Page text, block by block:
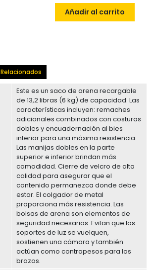
Añadir al carrito
Relacionados
Este es un saco de arena recargable
de 13,2 libras (6 kg) de capacidad. Las
características incluyen: remaches
adicionales combinados con costuras
dobles y encuadernación al bies
interior para una máxima resistencia.
Las manijas dobles en la parte
superior e inferior brindan más
comodidad. Cierre de velcro de alta
calidad para asegurar que el
contenido permanezca donde debe
estar. El colgador de metal
proporciona más resistencia. Las
bolsas de arena son elementos de
seguridad necesarios. Evitan que los
soportes de luz se vuelquen,
sostienen una cámara y también
actúan como contrapesos para los
brazos.